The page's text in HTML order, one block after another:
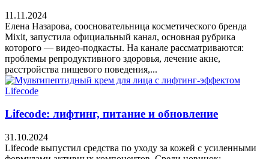
11.11.2024
Елена Назарова, соосновательница косметического бренда
Mixit, запустила официальный канал, основная рубрика
которого — видео-подкасты. На канале рассматриваются:
проблемы репродуктивного здоровья, лечение акне,
расстройства пищевого поведения,...
Lifecode: лифтинг, питание и обновление
31.10.2024
Lifecode выпустил средства по уходу за кожей с усиленными